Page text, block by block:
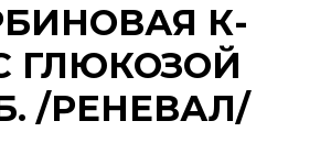
К-
ГЛЮКОЗОЙ
/РЕНЕВАЛ/